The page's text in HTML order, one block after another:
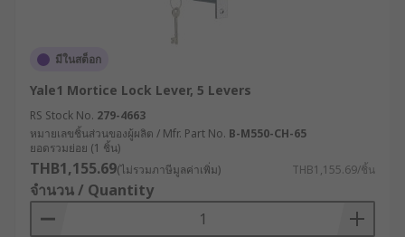
มีในสต็อก
Yale1 Mortice Lock Lever, 5 Levers
RS Stock No. 279-4663
หมายเลขชิ้นส่วนของผู้ผลิต / Mfr. Part No. B-M550-CH-65
ยอดรวมย่อย (1 ชิ้น)
THB1,155.69(ไม่รวมภาษีมูลค่าเพิ่ม) THB1,155.69/ชิ้น
จำนวน / Quantity